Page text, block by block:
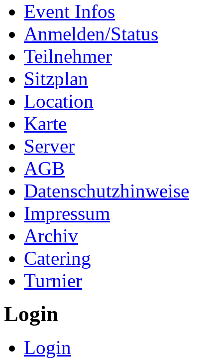
Event Infos
Anmelden/Status
Teilnehmer
Sitzplan
Location
Karte
Server
AGB
Datenschutzhinweise
Impressum
Archiv
Catering
Turnier
Login
Login